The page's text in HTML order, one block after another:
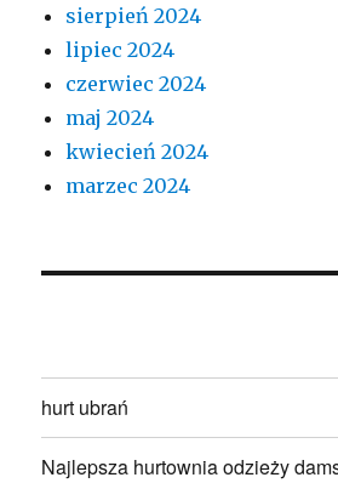
sierpień 2024
lipiec 2024
czerwiec 2024
maj 2024
kwiecień 2024
marzec 2024
hurt ubrań
Najlepsza hurtownia odzieży